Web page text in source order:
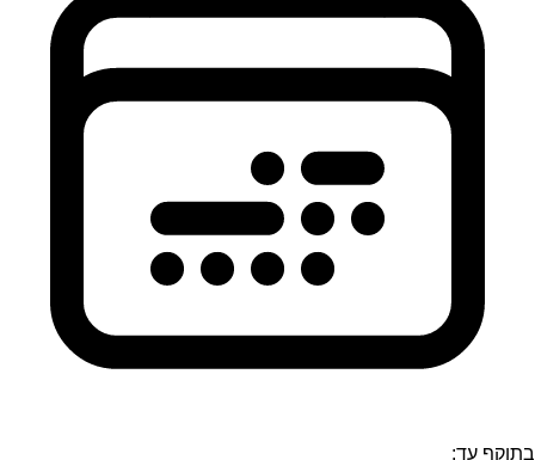
בתוקף עד: